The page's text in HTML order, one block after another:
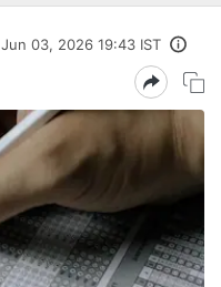
Jun 03, 2026 19:43 IST